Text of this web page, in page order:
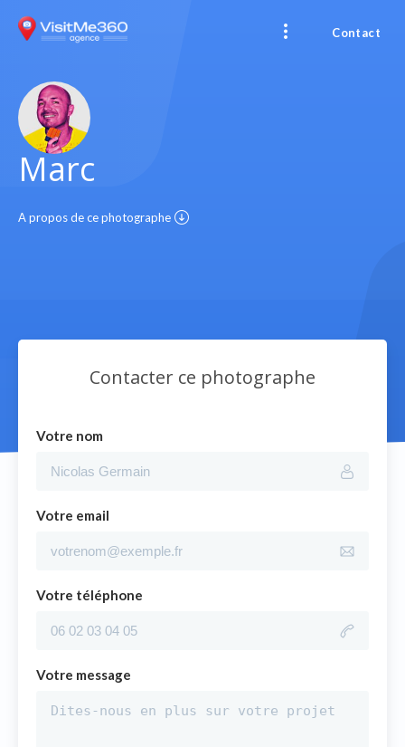
Contact
Marc
A propos de ce photographe
Contacter ce photographe
Votre nom
Votre email
Votre téléphone
Votre message